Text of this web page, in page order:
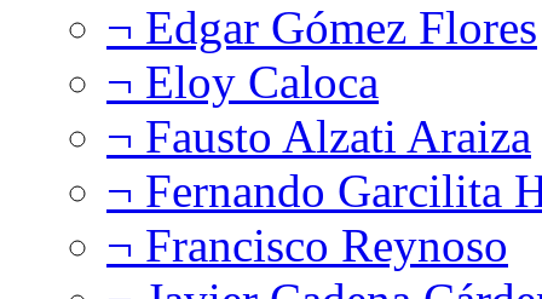
¬ Edgar Gómez Flores
¬ Eloy Caloca
¬ Fausto Alzati Araiza
¬ Fernando Garcilita
¬ Francisco Reynoso